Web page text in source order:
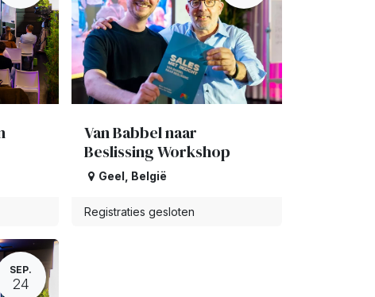
Van Babbel naar
Beslissing Workshop
Geel België
Registraties gesloten
SEP.
24